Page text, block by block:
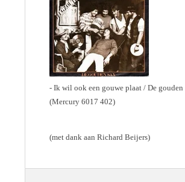
- Ik wil ook een gouwe plaat / De gouden
(Mercury 6017 402)
(met dank aan Richard Beijers)